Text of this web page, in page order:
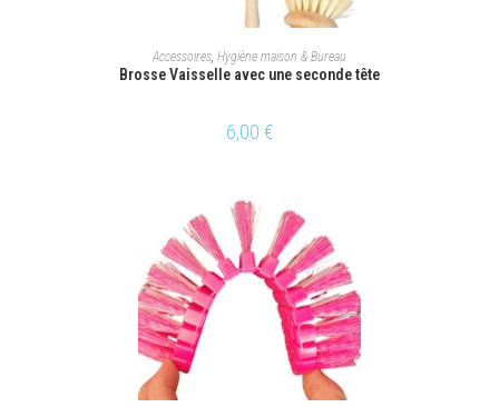
AJOUTER AU PANIER
Accessoires Hygiène maison & Bureau
Brosse Vaisselle avec une seconde tête
6,00 €